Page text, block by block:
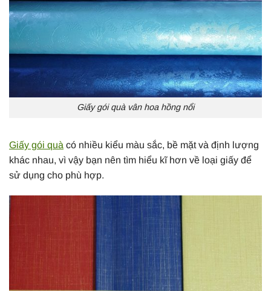
Giấy gói quà vân hoa hồng nổi
Giấy gói quà có nhiều kiểu màu sắc, bề mặt và định lượng
khác nhau, vì vậy bạn nên tìm hiểu kĩ hơn về loại giấy để
sử dụng cho phù hợp.